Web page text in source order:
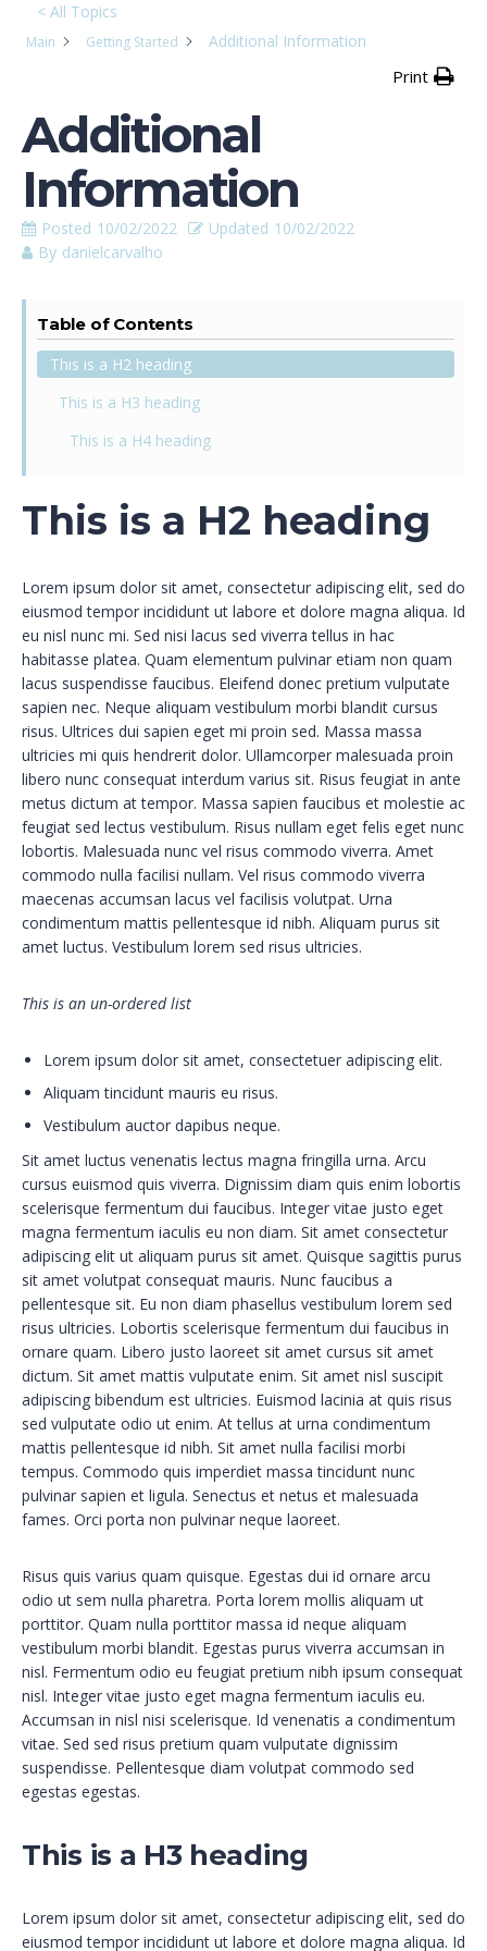
< All Topics
Main Getting Started Additional Information
Print
Additional
Information
Posted 10/02/2022 Updated 10/02/2022
By danielcarvalho
Table of Contents
This is a H2 heading
This is a H3 heading
This is a H4 heading
This is a H2 heading
Lorem ipsum dolor sit amet, consectetur adipiscing elit, sed do
eiusmod tempor incididunt ut labore et dolore magna aliqua. Id
eu nisl nunc mi. Sed nisi lacus sed viverra tellus in hac
habitasse platea. Quam elementum pulvinar etiam non quam
lacus suspendisse faucibus. Eleifend donec pretium vulputate
sapien nec. Neque aliquam vestibulum morbi blandit cursus
risus. Ultrices dui sapien eget mi proin sed. Massa massa
ultricies mi quis hendrerit dolor. Ullamcorper malesuada proin
libero nunc consequat interdum varius sit. Risus feugiat in ante
metus dictum at tempor. Massa sapien faucibus et molestie ac
feugiat sed lectus vestibulum. Risus nullam eget felis eget nunc
lobortis. Malesuada nunc vel risus commodo viverra. Amet
commodo nulla facilisi nullam. Vel risus commodo viverra
maecenas accumsan lacus vel facilisis volutpat. Urna
condimentum mattis pellentesque id nibh. Aliquam purus sit
amet luctus. Vestibulum lorem sed risus ultricies.
This is an un-ordered list
Lorem ipsum dolor sit amet, consectetuer adipiscing elit.
Aliquam tincidunt mauris eu risus.
Vestibulum auctor dapibus neque.
Sit amet luctus venenatis lectus magna fringilla urna. Arcu
cursus euismod quis viverra. Dignissim diam quis enim lobortis
scelerisque fermentum dui faucibus. Integer vitae justo eget
magna fermentum iaculis eu non diam. Sit amet consectetur
adipiscing elit ut aliquam purus sit amet. Quisque sagittis purus
sit amet volutpat consequat mauris. Nunc faucibus a
pellentesque sit. Eu non diam phasellus vestibulum lorem sed
risus ultricies. Lobortis scelerisque fermentum dui faucibus in
ornare quam. Libero justo laoreet sit amet cursus sit amet
dictum. Sit amet mattis vulputate enim. Sit amet nisl suscipit
adipiscing bibendum est ultricies. Euismod lacinia at quis risus
sed vulputate odio ut enim. At tellus at urna condimentum
mattis pellentesque id nibh. Sit amet nulla facilisi morbi
tempus. Commodo quis imperdiet massa tincidunt nunc
pulvinar sapien et ligula. Senectus et netus et malesuada
fames. Orci porta non pulvinar neque laoreet.
Risus quis varius quam quisque. Egestas dui id ornare arcu
odio ut sem nulla pharetra. Porta lorem mollis aliquam ut
porttitor. Quam nulla porttitor massa id neque aliquam
vestibulum morbi blandit. Egestas purus viverra accumsan in
nisl. Fermentum odio eu feugiat pretium nibh ipsum consequat
nisl. Integer vitae justo eget magna fermentum iaculis eu.
Accumsan in nisl nisi scelerisque. Id venenatis a condimentum
vitae. Sed sed risus pretium quam vulputate dignissim
suspendisse. Pellentesque diam volutpat commodo sed
egestas egestas.
This is a H3 heading
Lorem ipsum dolor sit amet, consectetur adipiscing elit, sed do
eiusmod tempor incididunt ut labore et dolore magna aliqua. Id